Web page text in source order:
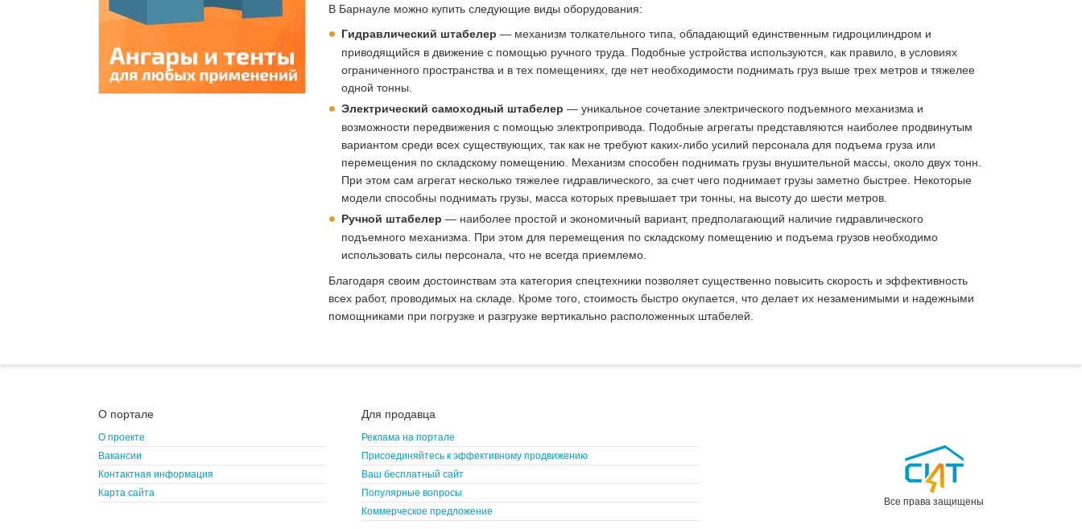
В Барнауле можно купить следующие виды оборудования:
Гидравлический штабелер — механизм толкательного типа, обладающий единственным гидроцилиндром и
приводящийся в движение с помощью ручного труда. Подобные устройства используются, как правило, в условиях
ограниченного пространства и в тех помещениях, где нет необходимости поднимать груз выше трех метров и тяжелее
одной тонны.
Электрический самоходный штабелер — уникальное сочетание электрического подъемного механизма и
возможности передвижения с помощью электропривода. Подобные агрегаты представляются наиболее продвинутым
вариантом среди всех существующих, так как не требуют каких-либо усилий персонала для подъема груза или
перемещения по складскому помещению. Механизм способен поднимать грузы внушительной массы, около двух тонн.
При этом сам агрегат несколько тяжелее гидравлического, за счет чего поднимает грузы заметно быстрее. Некоторые
модели способны поднимать грузы, масса которых превышает три тонны, на высоту до шести метров.
Ручной штабелер — наиболее простой и экономичный вариант, предполагающий наличие гидравлического
подъемного механизма. При этом для перемещения по складскому помещению и подъема грузов необходимо
использовать силы персонала, что не всегда приемлемо.
Благодаря своим достоинствам эта категория спецтехники позволяет существенно повысить скорость и эффективность
всех работ, проводимых на складе. Кроме того, стоимость быстро окупается, что делает их незаменимыми и надежными
помощниками при погрузке и разгрузке вертикально расположенных штабелей.
О портале
О проекте
Вакансии
Контактная информация
Карта сайта
Для продавца
Реклама на портале
Присоединяйтесь к эффективному продвижению
Ваш бесплатный сайт
Популярные вопросы
Коммерческое предложение
Все права защищены